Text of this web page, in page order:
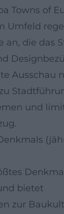
Towns of
Umfeld
an, die das
Ausschau
und
bietet
zur